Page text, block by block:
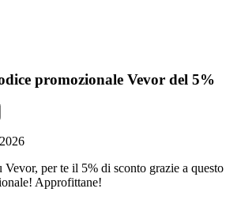
promozionale Vevor del 5%
Vevor, per te il 5% di sconto grazie a questo
Approfittane!